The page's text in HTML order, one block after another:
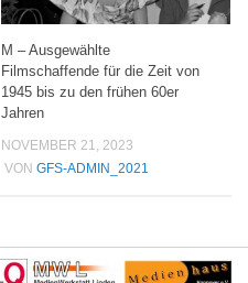
M – Ausgewählte
Filmschaffende für die Zeit von
1945 bis zu den frühen 60er
Jahren
NOVEMBER 21, 2023
VON GFS-ADMIN_2021